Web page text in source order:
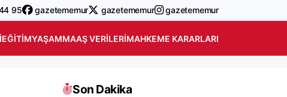
95 gazetememur gazetememur gazetememur
EĞITIMYAŞAMMAAŞ VERILERIMAHKEME KARARLARI
Son Dakika